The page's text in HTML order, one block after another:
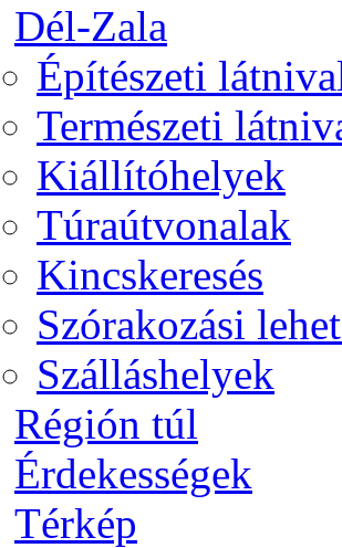
Dél-Zala
Építészeti
Természeti
Kiállítóhelyek
Túraútvonalak
Kincskeresés
Szórakozási
Szálláshelyek
Régión túl
Érdekességek
Térkép